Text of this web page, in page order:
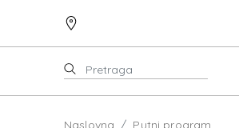
Naslovna
Putni program